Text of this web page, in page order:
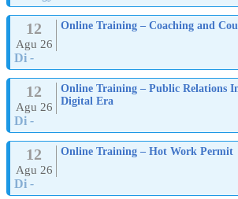
12
Agu 26
Online Training – Coaching and
Di -
12
Agu 26
Online Training – Public Relations
Digital Era
Di -
12
Agu 26
Online Training – Hot Work Permit
Di -